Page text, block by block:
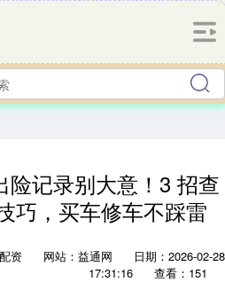
险记录别大意！3 招查
巧，买车修车不踩雷
资 网站：益通网
日期：2026-02-28
17:31:16
查看：151